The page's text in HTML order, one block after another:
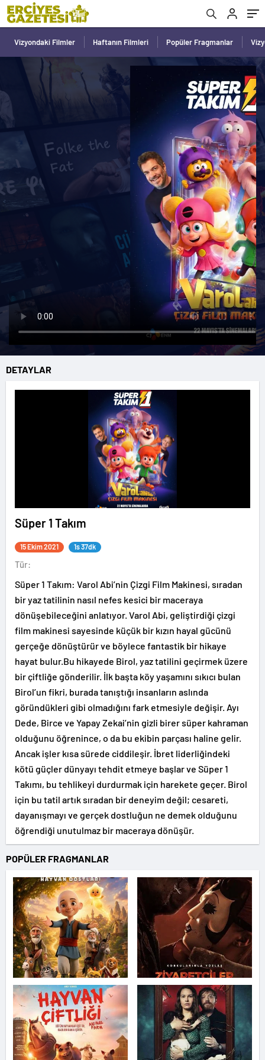
Vizyondaki Filmler Haftanın Filmleri Popüler Fragmanlar
DETAYLAR
Süper 1 Takım
15 Ekim 2021 1s 37dk
Tür:
Süper 1 Takım: Varol Abi’nin Çizgi Film Makinesi, sıradan
bir yaz tatilinin nasıl nefes kesici bir maceraya
dönüşebileceğini anlatıyor. Varol Abi, geliştirdiği çizgi
film makinesi sayesinde küçük bir kızın hayal gücünü
gerçeğe dönüştürür ve böylece fantastik bir hikaye
hayat bulur.Bu hikayede Birol, yaz tatilini geçirmek üzere
bir çiftliğe gönderilir. İlk başta köy yaşamını sıkıcı bulan
Birol’un fikri, burada tanıştığı insanların aslında
göründükleri gibi olmadığını fark etmesiyle değişir. Ayı
Dede, Birce ve Yapay Zekai’nin gizli birer süper kahraman
olduğunu öğrenince, o da bu ekibin parçası haline gelir.
Ancak işler kısa sürede ciddileşir. İbret liderliğindeki
kötü güçler dünyayı tehdit etmeye başlar ve Süper 1
Takımı, bu tehlikeyi durdurmak için harekete geçer. Birol
için bu tatil artık sıradan bir deneyim değil; cesareti,
dayanışmayı ve gerçek dostluğun ne demek olduğunu
öğrendiği unutulmaz bir maceraya dönüşür.
POPÜLER FRAGMANLAR